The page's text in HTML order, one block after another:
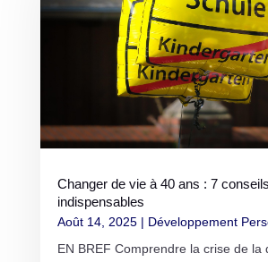
Changer de vie à 40 ans : 7 conseils
indispensables
Août 14, 2025| Développement
EN BREF Comprendre la crise de la